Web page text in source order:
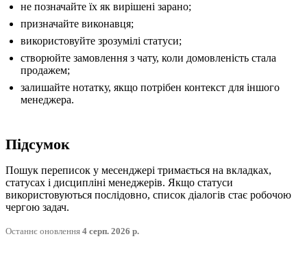
не позначайте їх як вирішені зарано;
призначайте виконавця;
використовуйте зрозумілі статуси;
створюйте замовлення з чату, коли домовленість стала
продажем;
залишайте нотатку, якщо потрібен контекст для іншого
менеджера.
Підсумок
Пошук переписок у месенджері тримається на вкладках,
статусах і дисципліні менеджерів. Якщо статуси
використовуються послідовно, список діалогів стає робочою
чергою задач.
Останнє оновлення 4 серп. 2026 р.